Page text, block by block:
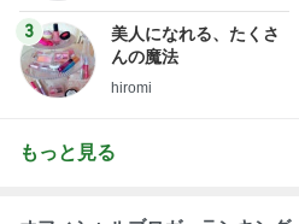
3
美人になれる、たくさ
んの魔法
hiromi
もっと見る